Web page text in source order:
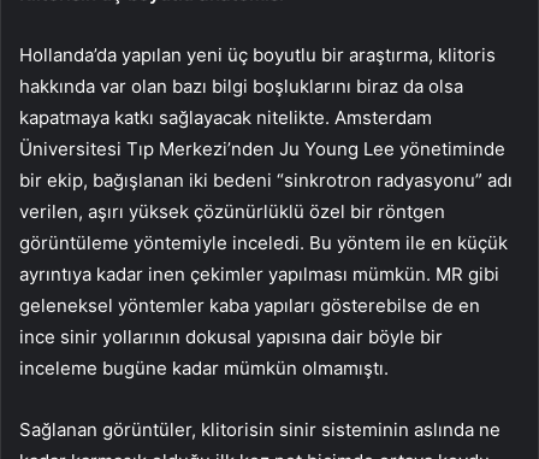
Hollanda’da yapılan yeni üç boyutlu bir araştırma, klitoris
hakkında var olan bazı bilgi boşluklarını biraz da olsa
kapatmaya katkı sağlayacak nitelikte. Amsterdam
Üniversitesi Tıp Merkezi’nden Ju Young Lee yönetiminde
bir ekip, bağışlanan iki bedeni “sinkrotron radyasyonu” adı
verilen, aşırı yüksek çözünürlüklü özel bir röntgen
görüntüleme yöntemiyle inceledi. Bu yöntem ile en küçük
ayrıntıya kadar inen çekimler yapılması mümkün. MR gibi
geleneksel yöntemler kaba yapıları gösterebilse de en
ince sinir yollarının dokusal yapısına dair böyle bir
inceleme bugüne kadar mümkün olmamıştı.
Sağlanan görüntüler, klitorisin sinir sisteminin aslında ne